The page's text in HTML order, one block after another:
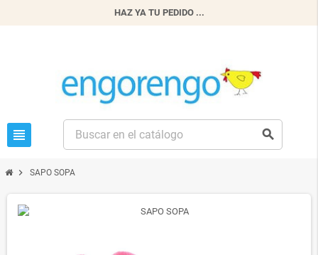
HAZ YA TU PEDIDO ...
view_headline search
chevron_right SAPO SOPA